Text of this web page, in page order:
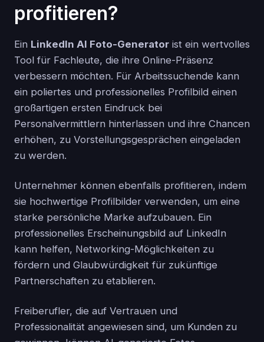
profitieren?
Ein LinkedIn AI Foto-Generator ist ein wertvolles
Tool für Fachleute, die ihre Online-Präsenz
verbessern möchten. Für Arbeitssuchende kann
ein poliertes und professionelles Profilbild einen
großartigen ersten Eindruck bei
Personalvermittlern hinterlassen und ihre Chancen
erhöhen, zu Vorstellungsgesprächen eingeladen
zu werden.
Unternehmer können ebenfalls profitieren, indem
sie hochwertige Profilbilder verwenden, um eine
starke persönliche Marke aufzubauen. Ein
professionelles Erscheinungsbild auf LinkedIn
kann helfen, Networking-Möglichkeiten zu
fördern und Glaubwürdigkeit für zukünftige
Partnerschaften zu etablieren.
Freiberufler, die auf Vertrauen und
Professionalität angewiesen sind, um Kunden zu